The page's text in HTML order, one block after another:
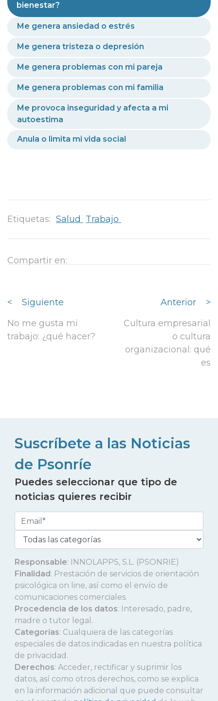
bienestar?
Me genera ansiedad o estrés
Me genera tristeza o depresión
Me genera problemas con mi pareja
Me genera problemas con mi familia
Me provoca inseguridad y afecta a mi
autoestima
Anula o limita mi vida social
Etiquetas: Salud Trabajo
Compartir en:
<
Siguiente
No me gusta mi
trabajo: ¿qué hacer?
Anterior
>
Cultura empresarial
o cultura
organizacional: qué
es
Suscríbete a las Noticias
de Psonríe
Puedes seleccionar que tipo de
noticias quieres recibir
Responsable: INNOLAPPS, S.L. (PSONRIE)
Finalidad: Prestación de servicios de orientación
psicológica on line, así como el envío de
comunicaciones comerciales.
Procedencia de los datos: Interesado, padre,
madre o tutor legal.
Categorías: Cualquiera de las categorías
especiales de datos indicadas en nuestra política
de privacidad.
Derechos: Acceder, rectificar y suprimir los
datos, así como otros derechos, como se explica
en la información adicional que puede consultar